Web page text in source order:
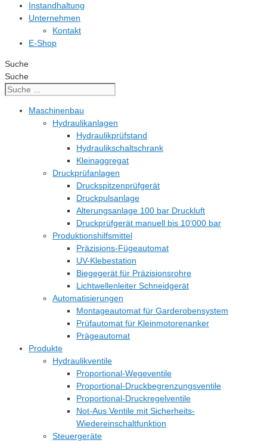
Instandhaltung
Unternehmen
Kontakt
E-Shop
Suche
Suche
Maschinenbau
Hydraulikanlagen
Hydraulikprüfstand
Hydraulikschaltschrank
Kleinaggregat
Druckprüfanlagen
Druckspitzenprüfgerät
Druckpulsanlage
Alterungsanlage 100 bar Druckluft
Druckprüfgerät manuell bis 10‘000 bar
Produktionshilfsmittel
Präzisions-Fügeautomat
UV-Klebestation
Biegegerät für Präzisionsrohre
Lichtwellenleiter Schneidgerät
Automatisierungen
Montageautomat für Garderobensystem
Prüfautomat für Kleinmotorenanker
Prägeautomat
Produkte
Hydraulikventile
Proportional-Wegeventile
Proportional-Druckbegrenzungsventile
Proportional-Druckregelventile
Not-Aus Ventile mit Sicherheits-
Wiedereinschaltfunktion
Steuergeräte